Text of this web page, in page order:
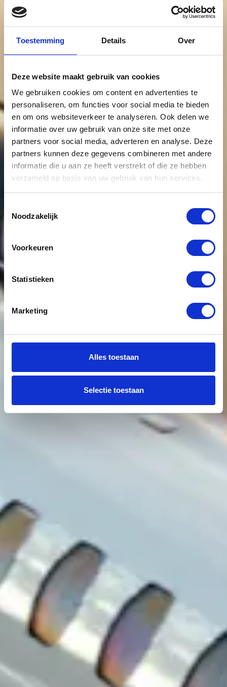
Toestemming Details Over
Deze website maakt gebruik van cookies
We gebruiken cookies om content en advertenties te
personaliseren, om functies voor social media te bieden
en om ons websiteverkeer te analyseren. Ook delen we
informatie over uw gebruik van onze site met onze
partners voor social media, adverteren en analyse. Deze
partners kunnen deze gegevens combineren met andere
informatie die u aan ze heeft verstrekt of die ze hebben
verzameld op basis van uw gebruik van hun services.
Noodzakelijk
Voorkeuren
Statistieken
Marketing
Alles toestaan
Selectie toestaan